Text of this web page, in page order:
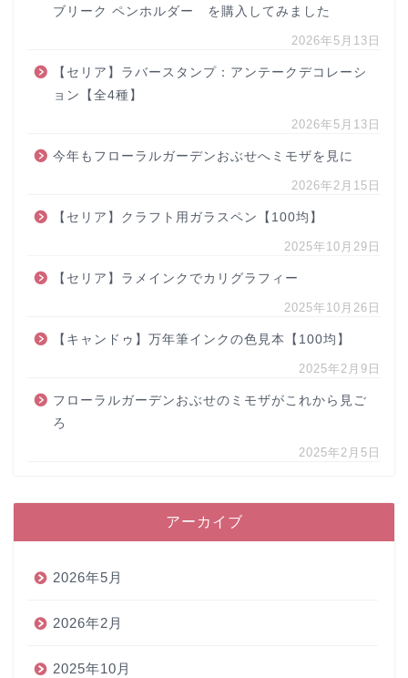
ブリーク ペンホルダー を購入してみました
2026年5月13日
【セリア】ラバースタンプ：アンテークデコレーシ
ョン【全4種】
2026年5月13日
今年もフローラルガーデンおぶせへミモザを見に
2026年2月15日
【セリア】クラフト用ガラスペン【100均】
2025年10月29日
【セリア】ラメインクでカリグラフィー
2025年10月26日
【キャンドゥ】万年筆インクの色見本【100均】
2025年2月9日
フローラルガーデンおぶせのミモザがこれから見ご
ろ
2025年2月5日
アーカイブ
2026年5月
2026年2月
2025年10月